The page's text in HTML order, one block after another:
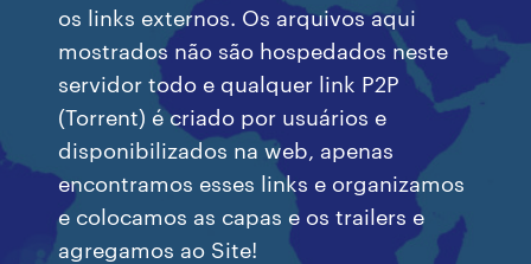
os links externos. Os arquivos aqui
mostrados não são hospedados neste
servidor todo e qualquer link P2P
(Torrent) é criado por usuários e
disponibilizados na web, apenas
encontramos esses links e organizamos
e colocamos as capas e os trailers e
agregamos ao Site!